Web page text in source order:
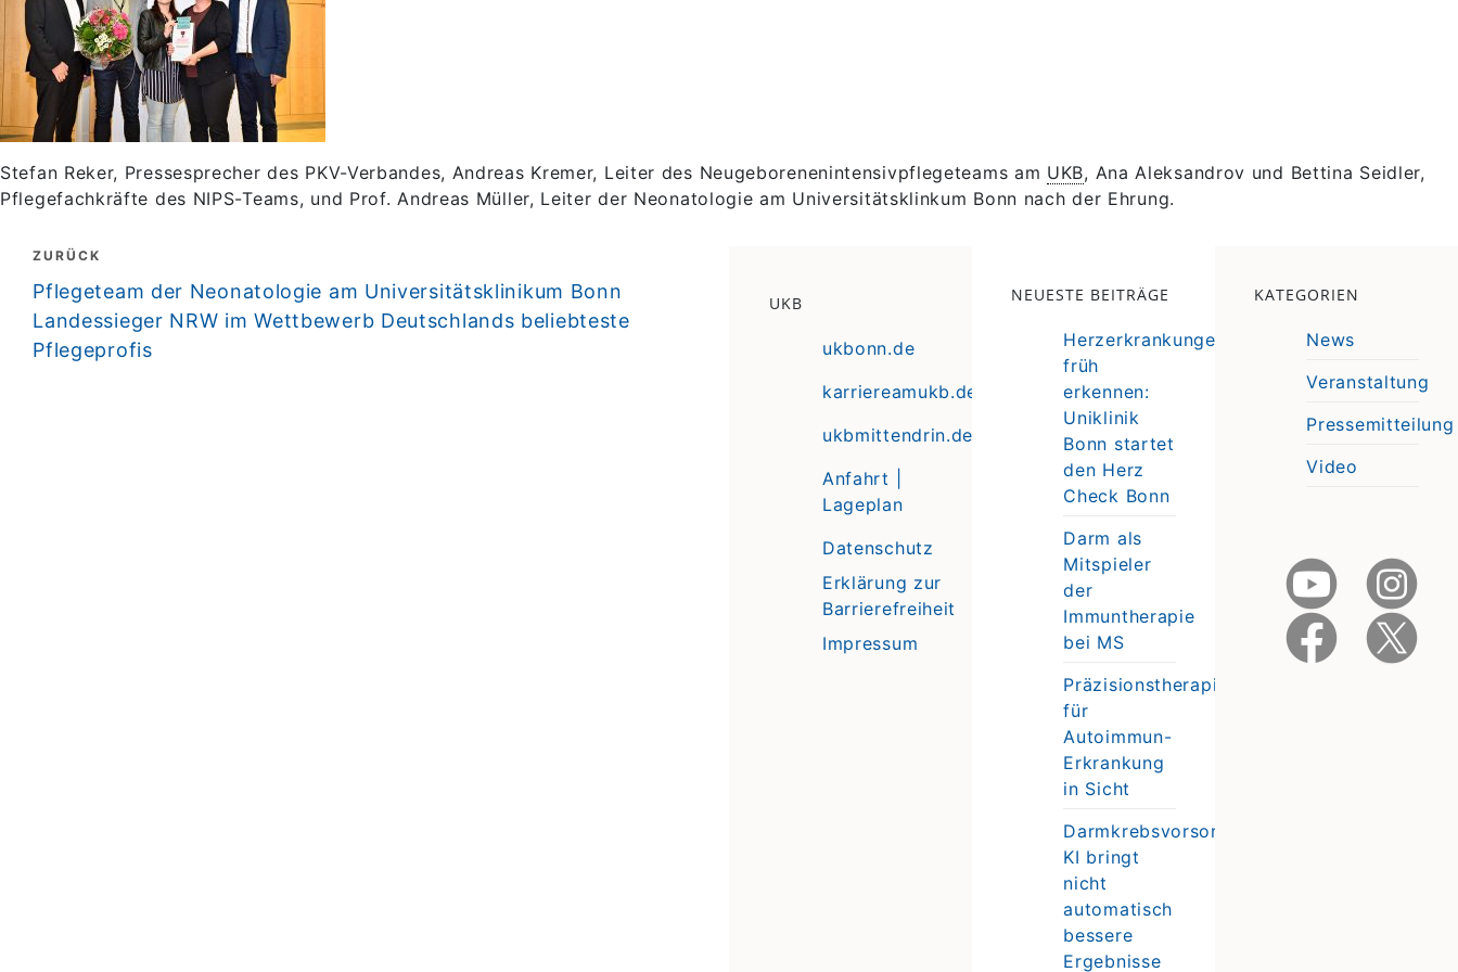
Stefan Reker, Pressesprecher des PKV-Verbandes, Andreas Kremer, Leiter des Neugeborenenintensivpflegeteams am UKB, Ana Aleksandrov und Bettina Seidler,
Pflegefachkräfte des NIPS-Teams, und Prof. Andreas Müller, Leiter der Neonatologie am Universitätsklinkum Bonn nach der Ehrung.
Beitragsnavigation
ZURÜCK
zurück
Pflegeteam der Neonatologie am Universitätsklinikum Bonn
Landessieger NRW im Wettbewerb Deutschlands beliebteste
Pflegeprofis
UKB
ukbonn.de
karriereamukb.de
ukbmittendrin.de
Anfahrt |
Lageplan
Datenschutz
Erklärung zur
Barrierefreiheit
Impressum
NEUESTE BEITRÄGE
Herzerkrankungen
früh
erkennen:
Uniklinik
Bonn startet
den Herz
Check Bonn
Darm als
Mitspieler
der
Immuntherapie
bei MS
Präzisionstherapie
für
Autoimmun-
Erkrankung
in Sicht
Darmkrebsvorsorge:
KI bringt
nicht
automatisch
bessere
Ergebnisse
KATEGORIEN
News
Veranstaltung
Pressemitteilung
Video